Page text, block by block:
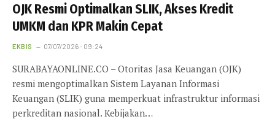
OJK Resmi Optimalkan SLIK, Akses Kredit
UMKM dan KPR Makin Cepat
EKBIS 07/07/2026 - 09:24
SURABAYAONLINE.CO – Otoritas Jasa Keuangan (OJK)
resmi mengoptimalkan Sistem Layanan Informasi
Keuangan (SLIK) guna memperkuat infrastruktur informasi
perkreditan nasional. Kebijakan…